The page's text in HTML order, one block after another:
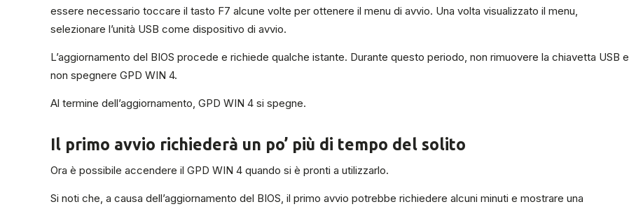
essere necessario toccare il tasto F7 alcune volte per ottenere il menu di avvio. Una volta visualizzato il menu,
selezionare l’unità USB come dispositivo di avvio.
L’aggiornamento del BIOS procede e richiede qualche istante. Durante questo periodo, non rimuovere la chiavetta USB e
non spegnere GPD WIN 4.
Al termine dell’aggiornamento, GPD WIN 4 si spegne.
Il primo avvio richiederà un po’ più di tempo del solito
Ora è possibile accendere il GPD WIN 4 quando si è pronti a utilizzarlo.
Si noti che, a causa dell’aggiornamento del BIOS, il primo avvio potrebbe richiedere alcuni minuti e mostrare una